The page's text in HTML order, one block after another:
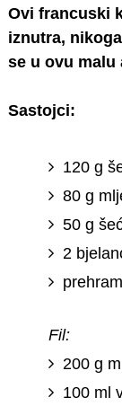
Ovi francuski
iznutra,
se u ovu
Sastojci:
120 g
80 g
50 g
2
Fil:
200 g
100 ml